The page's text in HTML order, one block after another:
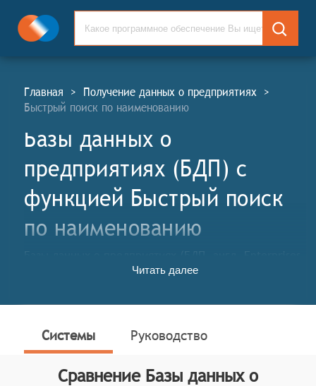
Главная > Получение данных о предприятиях >
Быстрый поиск по наименованию
Базы данных о
предприятиях (БДП) c
функцией Быстрый поиск
по наименованию
Databases, EDG) для поиска, подбора, проверки и
отрасли и регионе. БДП применяются в компаниях
клиентов и поставщиков), а также для обеспечения
информационной, финансовой, производственной и
иных видов безопасности деятельности.
Читать далее
Системы Руководство
Сравнение Базы данных о